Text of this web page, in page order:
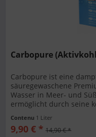
Carbopure
Carbopure ist eine
säuregewaschene
Wasser in Meer- und
ermöglicht durch seine
Contenu 1 Liter
9,90 € * 14,90 € *